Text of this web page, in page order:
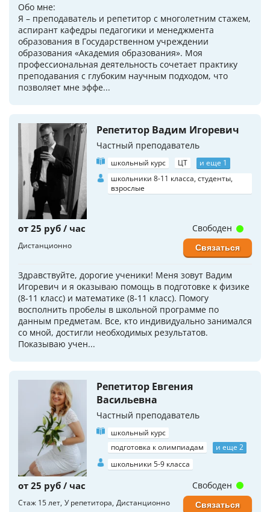
Обо мне:
Я – преподаватель и репетитор с многолетним стажем,
аспирант кафедры педагогики и менеджмента
образования в Государственном учреждении
образования «Академия образования». Моя
профессиональная деятельность сочетает практику
преподавания с глубоким научным подходом, что
позволяет мне эффе...
Репетитор Вадим Игоревич
Частный преподаватель
школьный курс ЦТ
и еще 1
школьники 8-11 класса, студенты,
взрослые
от 25 руб / час
Дистанционно
Здравствуйте, дорогие ученики! Меня зовут Вадим
Игоревич и я оказываю помощь в подготовке к физике
(8-11 класс) и математике (8-11 класс). Помогу
восполнить пробелы в школьной программе по
данным предметам. Все, кто индивидуально занимался
со мной, достигли необходимых результатов.
Показываю учен...
Свободен
Связаться
Репетитор Евгения
Васильевна
Частный преподаватель
школьный курс
подготовка к олимпиадам
и еще 2
школьники 5-9 класса
от 25 руб / час
Стаж 15 лет У репетитора Дистанционно
Свободен
Связаться